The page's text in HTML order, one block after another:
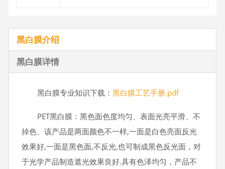
黑白膜介绍
黑白膜详情
黑白膜专业知识下载：黑白膜工艺手册.pdf
PET黑白膜：黑色面色度均匀、表面光亮平滑、不
掉色、该产品是两面颜色不一样,一面是白色亮面反光
效果好,一面是黑色面,不反光,也可制成黑色反光面，对
于光学产品制造遮光效果良好.具有色泽均匀，产品不